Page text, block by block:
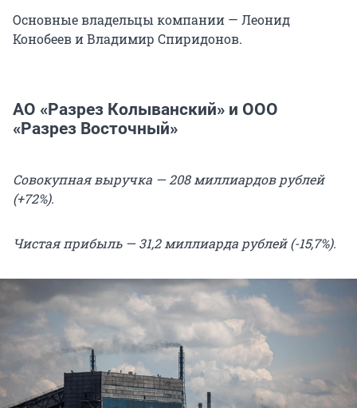
Основные владельцы компании — Леонид
Конобеев и Владимир Спиридонов.
АО «Разрез Колыванский» и ООО
«Разрез Восточный»
Совокупная выручка — 208 миллиардов рублей
(+72%).
Чистая прибыль — 31,2 миллиарда рублей (-15,7%).